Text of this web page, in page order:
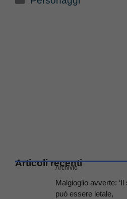
Articoli recenti
Archivio
Malgioglio avverte: ‘Il
può essere letale,